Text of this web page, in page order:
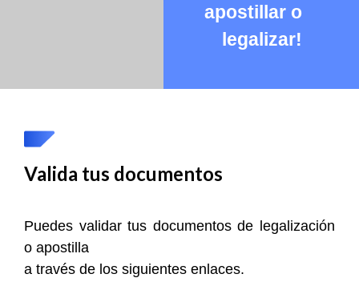
apostillar o
legalizar!
Valida tus documentos
Puedes validar tus documentos de legalización
o apostilla
a través de los siguientes enlaces.